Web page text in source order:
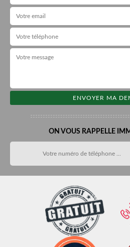
ON VOUS RAPPELLE